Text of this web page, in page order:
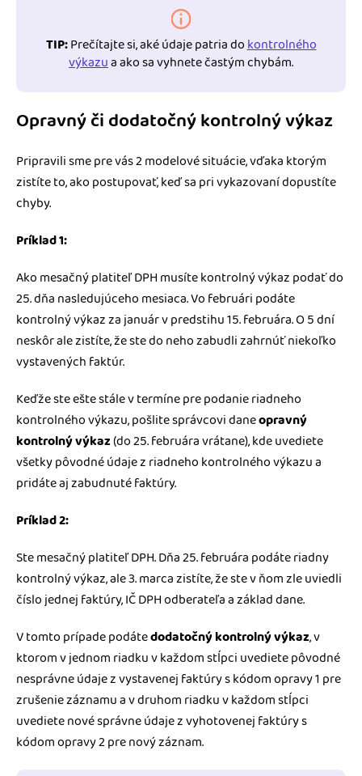
TIP:Prečítajte si, aké údaje patria dokontrolného
výkazua ako sa vyhnete častým chybám.
Opravný či dodatočný kontrolný výkaz
Pripravili sme pre vás 2 modelové situácie, vďaka ktorým
zistíte to, ako postupovať, keď sa pri vykazovaní dopustíte
chyby.
Príklad 1:
Ako mesačný platiteľ DPH musíte kontrolný výkaz podať do
25. dňa nasledujúceho mesiaca. Vo februári podáte
kontrolný výkaz za január v predstihu 15. februára. O 5 dní
neskôr ale zistíte, že ste do neho zabudli zahrnúť niekoľko
vystavených faktúr.
Keďže ste ešte stále v termíne pre podanie riadneho
kontrolného výkazu, pošlite správcovi daneopravný
kontrolný výkaz(do 25. februára vrátane), kde uvediete
všetky pôvodné údaje z riadneho kontrolného výkazu a
pridáte aj zabudnuté faktúry.
Príklad 2:
Ste mesačný platiteľ DPH. Dňa 25. februára podáte riadny
kontrolný výkaz, ale 3. marca zistíte, že ste v ňom zle uviedli
číslo jednej faktúry, IČ DPH odberateľa a základ dane.
V tomto prípade podátedodatočný kontrolný výkaz, v
ktorom v jednom riadku v každom stĺpci uvediete pôvodné
nesprávne údaje z vystavenej faktúry s kódom opravy 1 pre
zrušenie záznamu a v druhom riadku v každom stĺpci
uvediete nové správne údaje z vyhotovenej faktúry s
kódom opravy 2 pre nový záznam.